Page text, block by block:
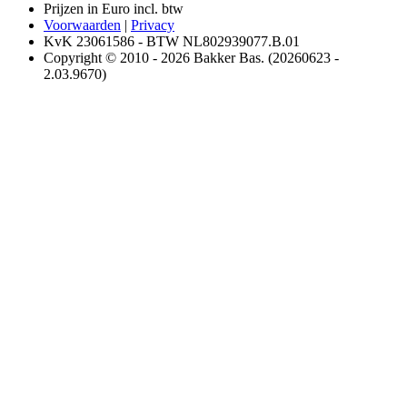
Prijzen in Euro incl. btw
Voorwaarden | Privacy
KvK 23061586 - BTW NL802939077.B.01
Copyright © 2010 - 2026 Bakker Bas. (20260623 -
2.03.9670)